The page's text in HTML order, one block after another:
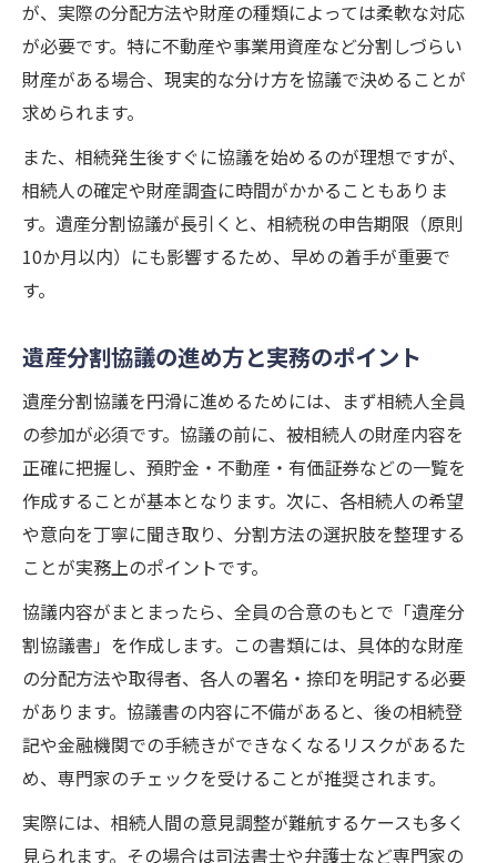
が、実際の分配方法や財産の種類によっては柔軟な対応
が必要です。特に不動産や事業用資産など分割しづらい
財産がある場合、現実的な分け方を協議で決めることが
求められます。
また、相続発生後すぐに協議を始めるのが理想ですが、
相続人の確定や財産調査に時間がかかることもありま
す。遺産分割協議が長引くと、相続税の申告期限（原則
10か月以内）にも影響するため、早めの着手が重要で
す。
遺産分割協議の進め方と実務のポイント
遺産分割協議を円滑に進めるためには、まず相続人全員
の参加が必須です。協議の前に、被相続人の財産内容を
正確に把握し、預貯金・不動産・有価証券などの一覧を
作成することが基本となります。次に、各相続人の希望
や意向を丁寧に聞き取り、分割方法の選択肢を整理する
ことが実務上のポイントです。
協議内容がまとまったら、全員の合意のもとで「遺産分
割協議書」を作成します。この書類には、具体的な財産
の分配方法や取得者、各人の署名・捺印を明記する必要
があります。協議書の内容に不備があると、後の相続登
記や金融機関での手続きができなくなるリスクがあるた
め、専門家のチェックを受けることが推奨されます。
実際には、相続人間の意見調整が難航するケースも多く
見られます。その場合は司法書士や弁護士など専門家の